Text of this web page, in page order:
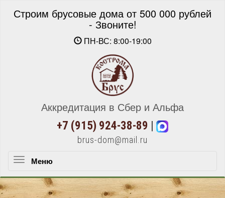
Строим брусовые дома от 500 000 рублей
- Звоните!
ПН-ВС: 8:00-19:00
Аккредитация в Сбер и Альфа
+7 (915) 924-38-89
brus-dom@mail.ru
Меню